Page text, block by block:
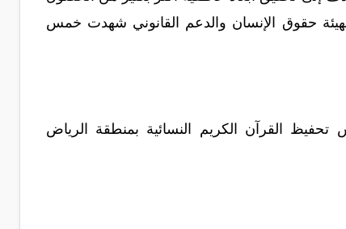
حقوق الإنسان والدعم القانوني شهدت خمس
القرآن الكريم النسائية بمنطقة الرياض